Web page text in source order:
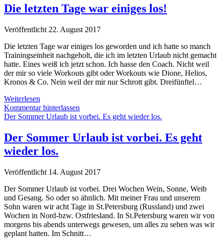
hat
so
Charme
Die letzten Tage war einiges los!
Veröffentlicht 22. August 2017
Die letzten Tage war einiges los geworden und ich hatte so manch
Trainingseinheit nachgeholt, die ich im letzten Urlaub nicht gemacht
hatte. Eines weiß ich jetzt schon. Ich hasse den Coach. Nicht weil
der mir so viele Workouts gibt oder Workouts wie Dione, Helios,
Kronos & Co. Nein weil der mir nur Schrott gibt. Dreifünftel…
Weiterlesen
letzten
Tage
los!
Kommentar hinterlassen
Der Sommer Urlaub ist vorbei. Es geht wieder los.
Der Sommer Urlaub ist vorbei. Es geht
wieder los.
Veröffentlicht 14. August 2017
Der Sommer Urlaub ist vorbei. Drei Wochen Wein, Sonne, Weib
und Gesang. So oder so ähnlich. Mit meiner Frau und unserem
Sohn waren wir acht Tage in St.Petersburg (Russland) und zwei
Wochen in Nord-bzw. Ostfriesland. In St.Petersburg waren wir von
morgens bis abends unterwegs gewesen, um alles zu sehen was wir
geplant hatten. Im Schnitt…